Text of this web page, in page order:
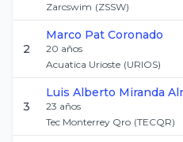
Zarcswim (ZSSW)
2
Marco Pat Coronado
20 años
Acuatica Urioste (URIOS)
3
Luis Alberto Miranda
23 años
Tec Monterrey Qro (TECQR)